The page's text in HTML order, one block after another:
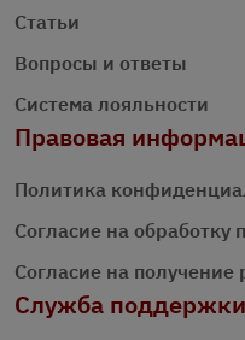
Статьи
Вопросы и ответы
Система лояльности
Правовая
Политика
Согласие на
Согласие на получение
Служба поддержки